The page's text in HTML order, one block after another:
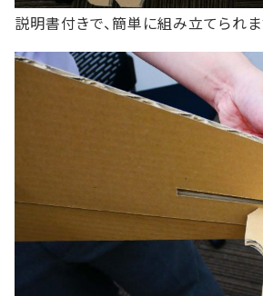
説明書付きで、簡単に組み立てられま